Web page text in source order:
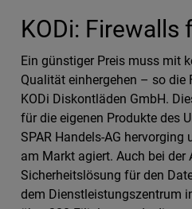
KODi: Firewalls
Ein günstiger Preis muss mit
Qualität einhergehen – so die
KODi Diskontläden GmbH.
für die eigenen Produkte des
SPAR Handels-AG
am Markt agiert. Auch bei der
Sicherheitslösung für den
dem Dienstleistungszentrum